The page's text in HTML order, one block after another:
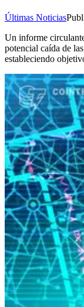
Últimas Noticias
Un informe
potencial caída de
estableciendo